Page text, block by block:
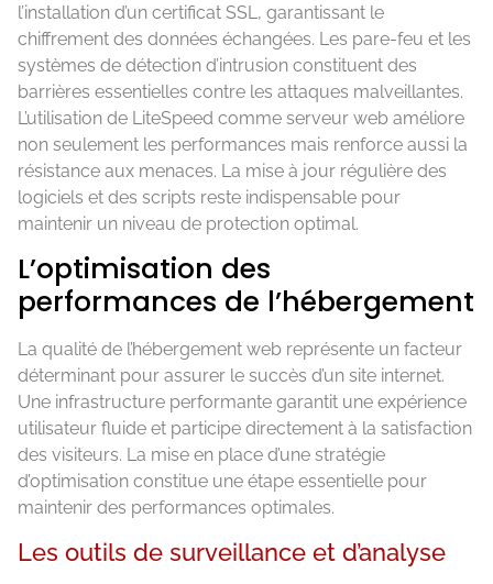
l’installation d’un certificat SSL, garantissant le
chiffrement des données échangées. Les pare-feu et les
systèmes de détection d’intrusion constituent des
barrières essentielles contre les attaques malveillantes.
L’utilisation de LiteSpeed comme serveur web améliore
non seulement les performances mais renforce aussi la
résistance aux menaces. La mise à jour régulière des
logiciels et des scripts reste indispensable pour
maintenir un niveau de protection optimal.
L’optimisation des
performances de l’hébergement
La qualité de l’hébergement web représente un facteur
déterminant pour assurer le succès d’un site internet.
Une infrastructure performante garantit une expérience
utilisateur fluide et participe directement à la satisfaction
des visiteurs. La mise en place d’une stratégie
d’optimisation constitue une étape essentielle pour
maintenir des performances optimales.
Les outils de surveillance et d’analyse